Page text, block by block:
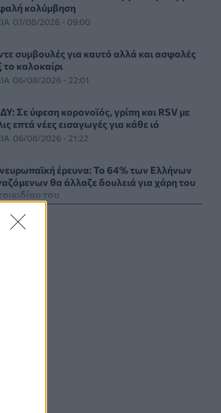
κολύμβηση
07/08/2026 - 09:00
συμβουλές για καυτό αλλά και ασφαλές
το καλοκαίρι
06/08/2026 - 22:01
Σε ύφεση κορονοϊός, γρίπη και RSV με
επτά νέες εισαγωγές για κάθε ιό
06/08/2026 - 21:22
έρευνα: Το 64% των Ελλήνων
θα άλλαζε δουλειά για χάρη του
του
Επιτροπή της Γερουσίας προτείνει